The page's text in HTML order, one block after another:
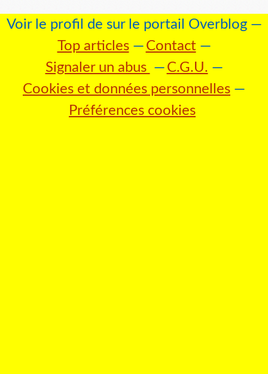
Voir le profil de sur le portail Overblog
Top articles
Contact
Signaler un abus
C.G.U.
Cookies et données personnelles
Préférences cookies